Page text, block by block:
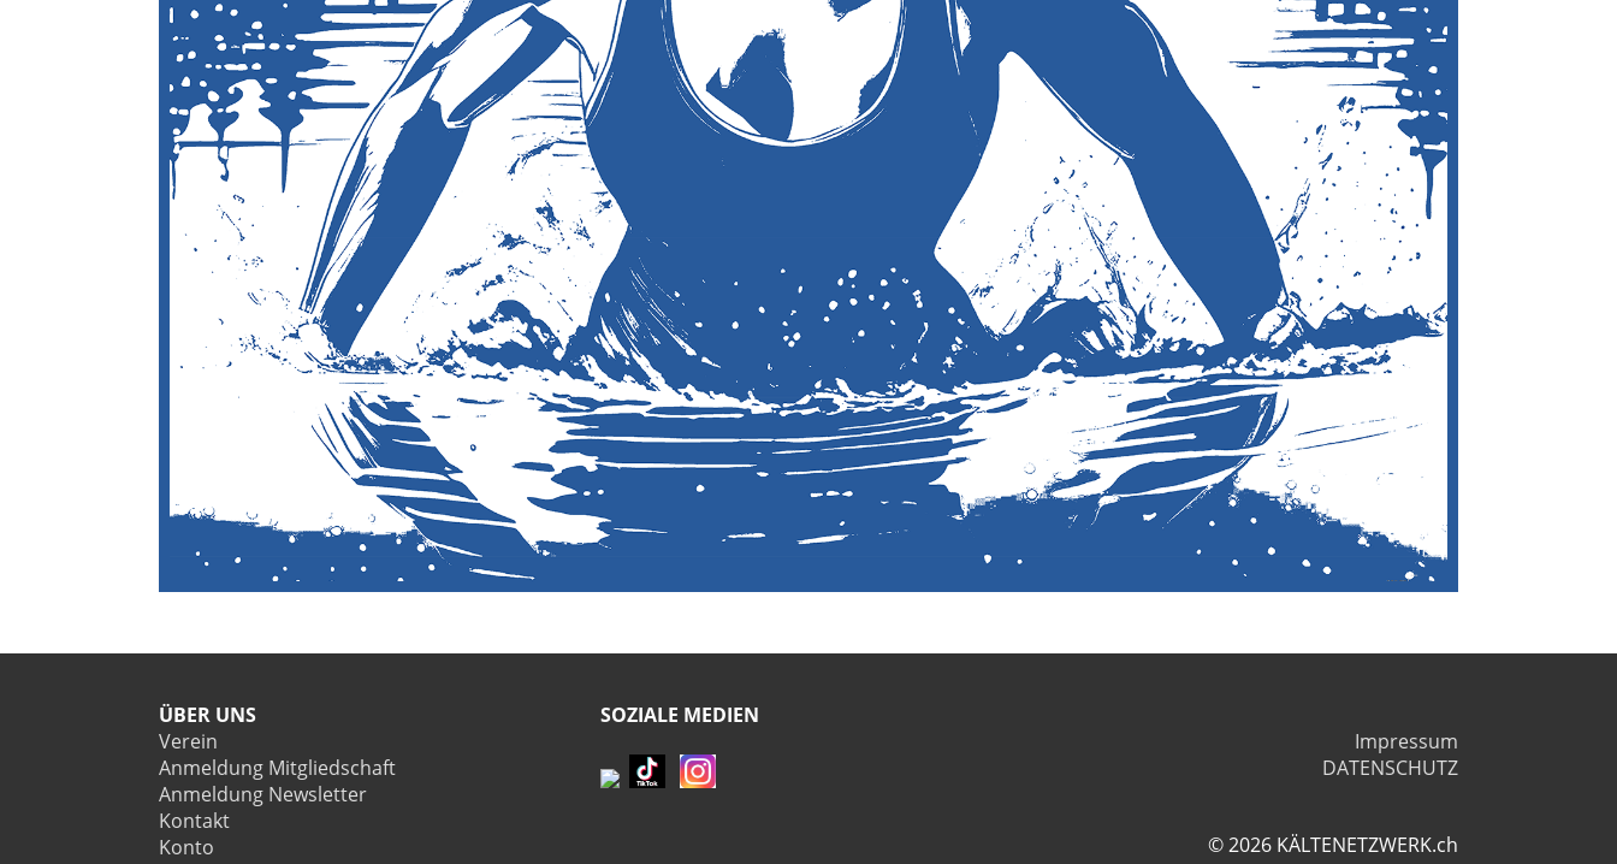
ÜBER UNS
Verein
Anmeldung Mitgliedschaft
Anmeldung Newsletter
Kontakt
Konto
SOZIALE MEDIEN
Impressum
DATENSCHUTZ
© 2026 KÄLTENETZWERK.ch